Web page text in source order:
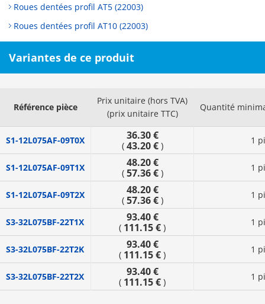
Roues dentées profil AT5 (22003)
Roues dentées profil AT10 (22003)
Variantes de ce produit
Référence pièce
Prix unitaire (hors TVA)
(prix unitaire TTC)
Quantité
S1-12L075AF-09T0X 36.30 €
( 43.20 €) 1
S1-12L075AF-09T1X 48.20 €
( 57.36 €) 1
S1-12L075AF-09T2X 48.20 €
( 57.36 €) 1
S3-32L075BF-22T1X 93.40 €
( 111.15 € ) 1
S3-32L075BF-22T2K 93.40 €
( 111.15 € ) 1
S3-32L075BF-22T2X 93.40 €
( 111.15 € ) 1